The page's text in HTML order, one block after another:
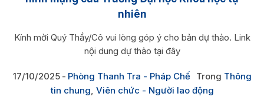
nhiên
Kính mời Quý Thầy/Cô vui lòng góp ý cho bản dự thảo. Link
nội dung dự thảo tại đây
17/10/2025 Phòng Thanh Tra - Pháp Chế Trong Thông
tin chung Viên chức - Người lao động